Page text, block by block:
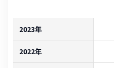
2023年
2022年